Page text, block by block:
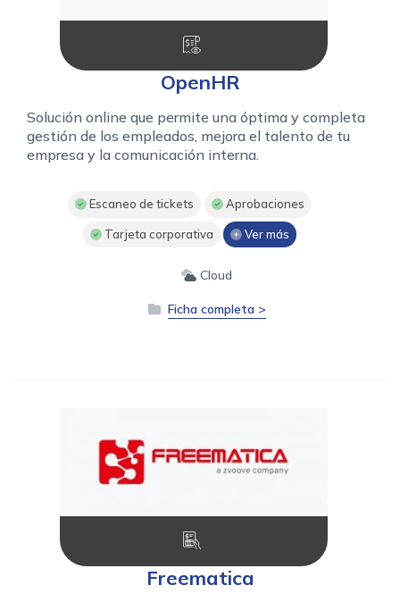
OpenHR
Solución online que permite una óptima y completa
gestión de los empleados, mejora el talento de tu
empresa y la comunicación interna.
Escaneo de tickets Aprobaciones
Tarjeta corporativa Ver más
Cloud
Ficha completa >
Freematica